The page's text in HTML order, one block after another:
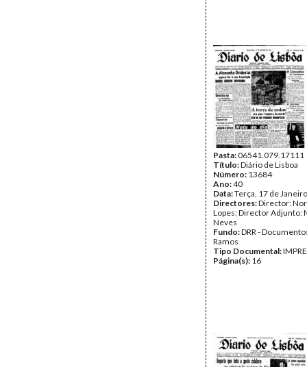
Pasta:06541.079.17111
Título:Diário de Lisboa
Número: 13684
Ano:40
Data:Terça, 17 de
Directores:Director:
Lopes; Director Adjunto:
Neves
Fundo:DRR -
Ramos
Tipo Documental:
Página(s): 16